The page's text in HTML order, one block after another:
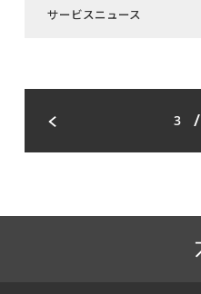
サービスニュース
3 /